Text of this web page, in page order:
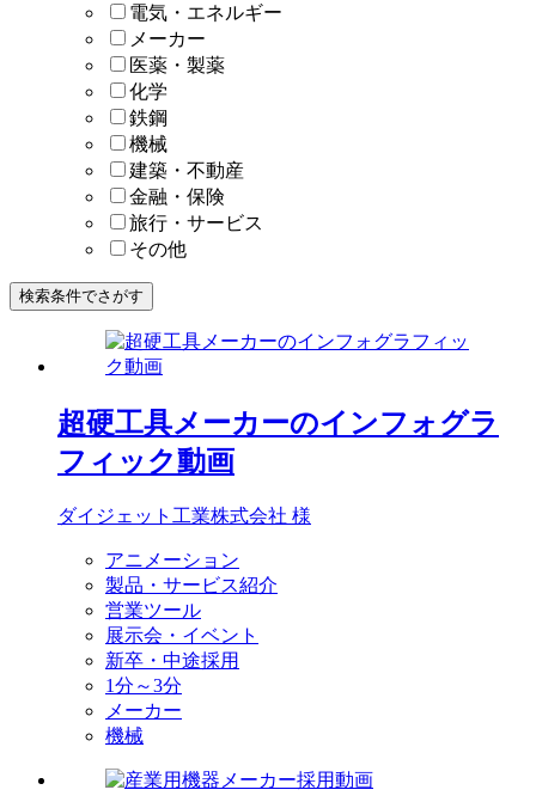
電気・エネルギー
メーカー
医薬・製薬
化学
鉄鋼
機械
建築・不動産
金融・保険
旅行・サービス
その他
検索条件でさがす
超硬工具メーカーのインフォグラ
フィック動画
ダイジェット工業株式会社 様
アニメーション
製品・サービス紹介
営業ツール
展示会・イベント
新卒・中途採用
1分～3分
メーカー
機械